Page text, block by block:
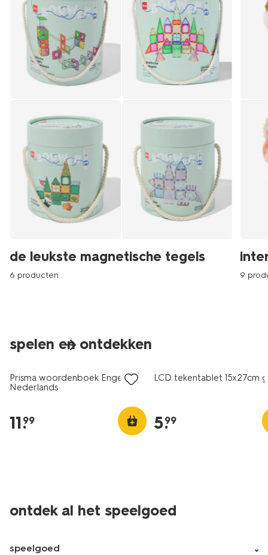
de leukste magnetische tegels
6 producten 9
spelen en ontdekken
nieuw
Prisma woordenboek Engels-
Nederlands
11.
99
LCD tekentablet 15x27cm
5.
99
ontdek al het speelgoed
speelgoed